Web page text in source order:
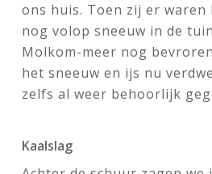
ons huis. Toen zij er
nog volop sneeuw in de
Molkom-meer nog
het sneeuw en ijs nu
zelfs al weer behoorlijk
Kaalslag